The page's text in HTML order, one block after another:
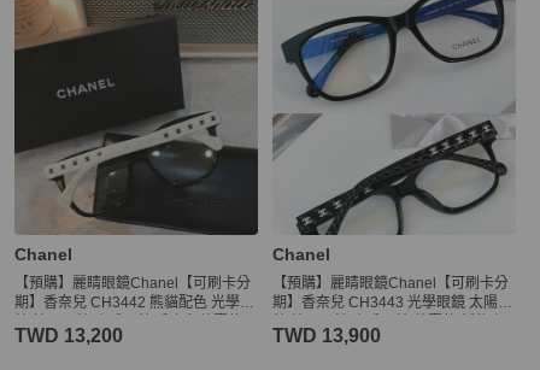
Chanel
【預購】麗睛眼鏡Chanel【可刷卡分
期】香奈兒 CH3442 熊貓配色 光學眼
小香熱賣款
TWD 13,200
Chanel
【預購】麗睛眼鏡Chanel【可刷卡分
期】香奈兒 CH3443 光學眼鏡 太陽眼
香
TWD 13,900